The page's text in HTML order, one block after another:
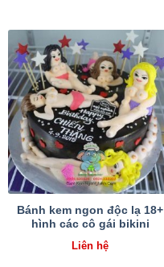
Bánh kem ngon độc lạ 18+
hình các cô gái bikini
Liên hệ